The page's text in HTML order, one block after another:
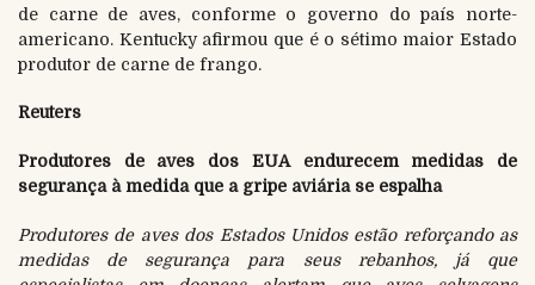
de carne de aves, conforme o governo do país norte-
americano. Kentucky afirmou que é o sétimo maior Estado
produtor de carne de frango.
Reuters
Produtores de aves dos EUA endurecem medidas de
segurança à medida que a gripe aviária se espalha
Produtores de aves dos Estados Unidos estão reforçando as
medidas de segurança para seus rebanhos, já que